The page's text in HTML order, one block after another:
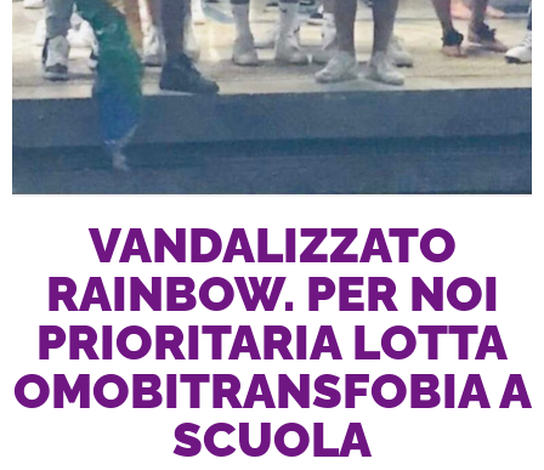
VANDALIZZATO
RAINBOW. PER NOI
PRIORITARIA LOTTA
OMOBITRANSFOBIA A
SCUOLA